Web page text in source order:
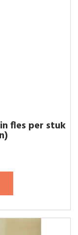
fles per stuk